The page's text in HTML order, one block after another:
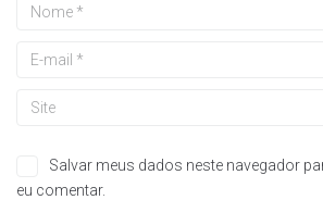
Salvar meus dados neste navegador
eu comentar.